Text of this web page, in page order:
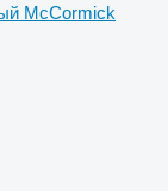
McCormick